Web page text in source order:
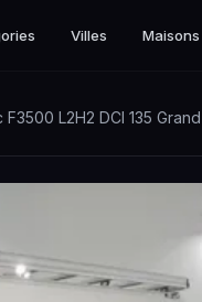
Villes Maisons
L2H2 DCI 135